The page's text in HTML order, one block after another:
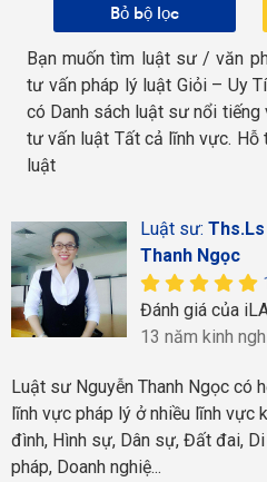
Bỏ bộ lọc
Bạn muốn tìm luật sư / văn
tư vấn pháp lý luật Giỏi – Uy
có Danh sách luật sư nổi tiếng
tư vấn luật Tất cả lĩnh vực. Hỗ
luật
Luật sư:
Thanh Ngọc
Đánh giá của
13 năm kinh
Luật sư Nguyễn Thanh Ngọc có
lĩnh vực pháp lý ở nhiều lĩnh vực
đình, Hình sự, Dân sự, Đất đai,
pháp, Doanh nghiệ...